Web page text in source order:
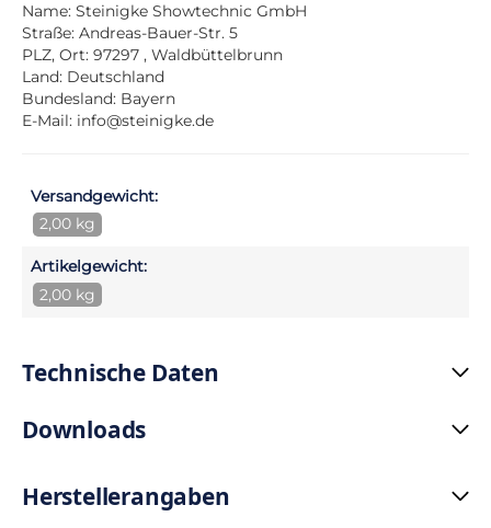
Name: Steinigke Showtechnic GmbH
Straße: Andreas-Bauer-Str. 5
PLZ, Ort: 97297 , Waldbüttelbrunn
Land: Deutschland
Bundesland: Bayern
E-Mail: info@steinigke.de
Versandgewicht:
2,00 kg
Artikelgewicht:
2,00 kg
Technische Daten
Downloads
Herstellerangaben